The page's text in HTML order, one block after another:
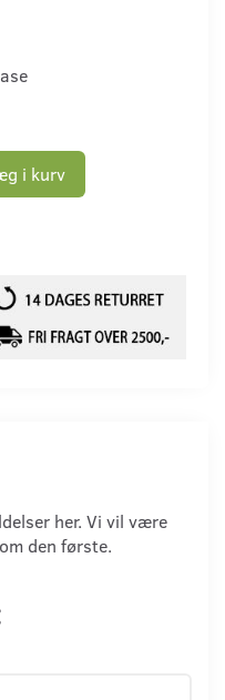
i kurv
her. Vi vil være
den første.